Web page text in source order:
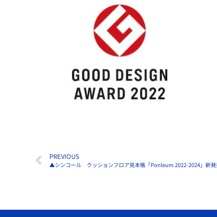
PREVIOUS
▲シンコール クッションフロア見本帳「Ponleum 2022-2024」新発